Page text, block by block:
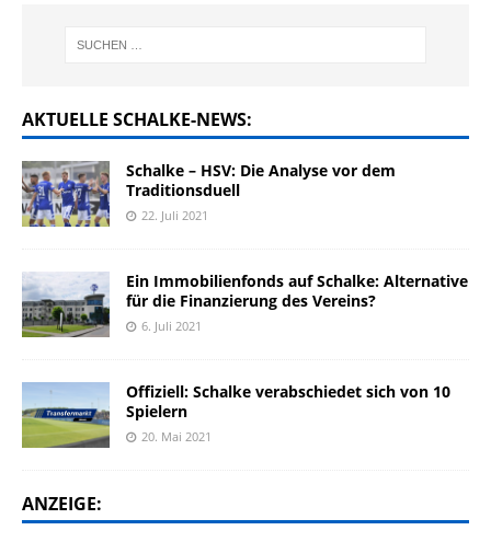
AKTUELLE SCHALKE-NEWS:
Schalke – HSV: Die Analyse vor dem
Traditionsduell
22. Juli 2021
Ein Immobilienfonds auf Schalke: Alternative
für die Finanzierung des Vereins?
6. Juli 2021
Offiziell: Schalke verabschiedet sich von 10
Spielern
20. Mai 2021
ANZEIGE: